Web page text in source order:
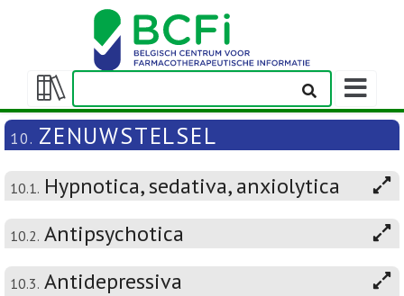
Weergeven/verbergen
inhoudstafel
10. ZENUWSTELSEL
10.1. Hypnotica, sedativa, anxiolytica
10.2. Antipsychotica
10.3. Antidepressiva